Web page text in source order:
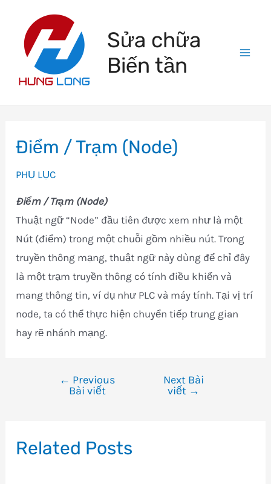
content
Sửa chữa
Biến tần
Điểm / Trạm (Node)
PHỤ LỤC
Điểm / Trạm (Node)
Thuật ngữ “Node” đầu tiên được xem như là một
Nút (điểm) trong một chuỗi gồm nhiều nút. Trong
truyền thông mạng, thuật ngữ này dùng để chỉ đây
là một trạm truyền thông có tính điều khiển và
mang thông tin, ví dụ như PLC và máy tính. Tại vị trí
node, ta có thể thực hiện chuyển tiếp trung gian
hay rẽ nhánh mạng.
viết
← Previous
Bài viết
Next Bài
viết →
Related Posts